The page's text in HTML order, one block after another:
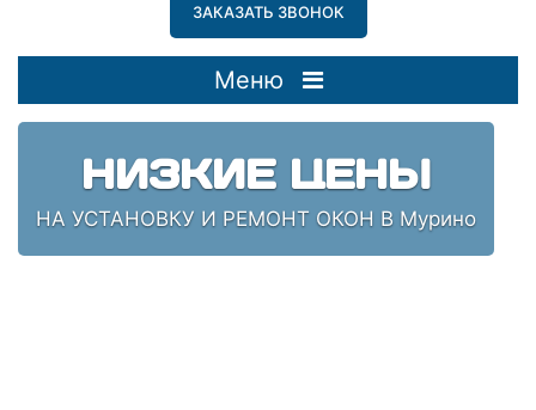
ЗАКАЗАТЬ ЗВОНОК
Меню
НИЗКИЕ ЦЕНЫ
НА УСТАНОВКУ И РЕМОНТ ОКОН В Мурино